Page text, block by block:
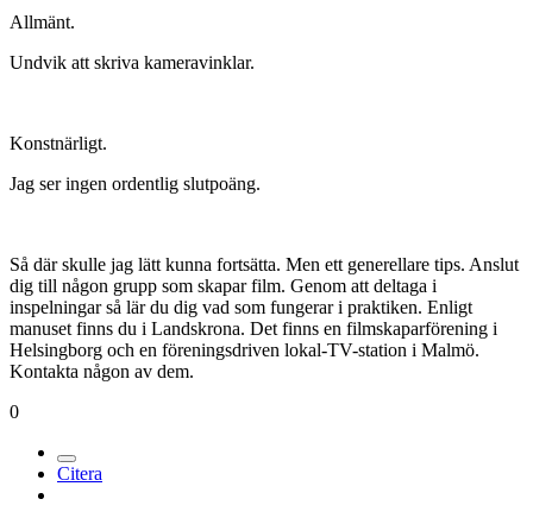
Allmänt.
Undvik att skriva kameravinklar.
Konstnärligt.
Jag ser ingen ordentlig slutpoäng.
Så där skulle jag lätt kunna fortsätta. Men ett generellare tips. Anslut
dig till någon grupp som skapar film. Genom att deltaga i
inspelningar så lär du dig vad som fungerar i praktiken. Enligt
manuset finns du i Landskrona. Det finns en filmskaparförening i
Helsingborg och en föreningsdriven lokal-TV-station i Malmö.
Kontakta någon av dem.
0
Citera